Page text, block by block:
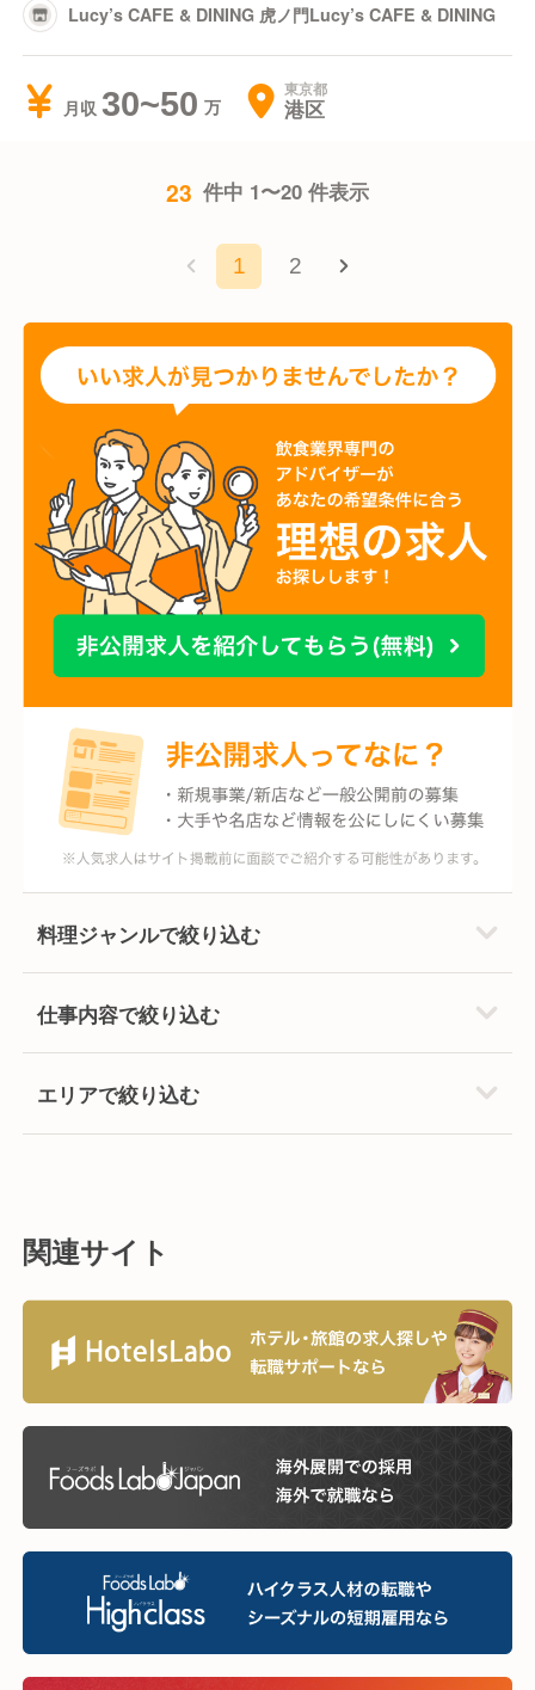
Lucy’s CAFE & DINING 虎ノ門Lucy’s CAFE & DINING
月収 30~50 東京都
港区
23 件中 1〜20 件表示
1 2
料理ジャンルで絞り込む
仕事内容で絞り込む
エリアで絞り込む
関連サイト